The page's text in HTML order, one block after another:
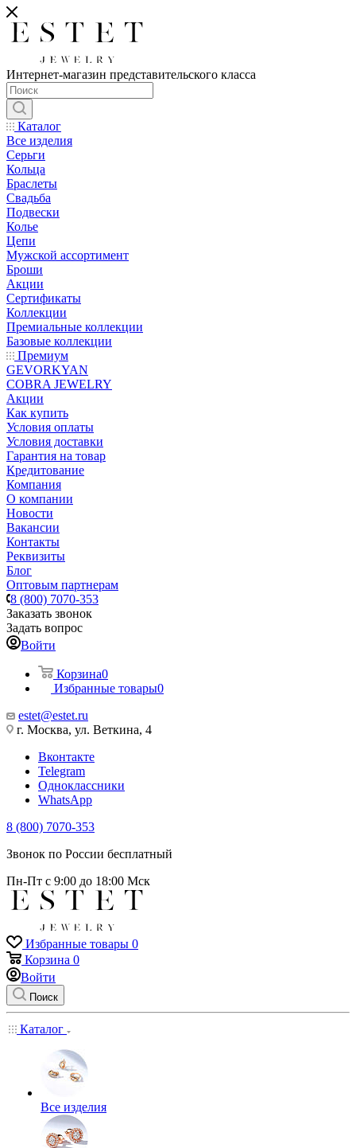
Интернет-магазин представительского класса
Каталог
Все изделия
Серьги
Кольца
Браслеты
Свадьба
Подвески
Колье
Цепи
Мужской ассортимент
Броши
Акции
Сертификаты
Коллекции
Премиальные коллекции
Базовые коллекции
Премиум
GEVORKYAN
COBRA JEWELRY
Акции
Как купить
Условия оплаты
Условия доставки
Гарантия на товар
Кредитование
Компания
О компании
Новости
Вакансии
Контакты
Реквизиты
Блог
Оптовым партнерам
8 (800) 7070-353
Заказать звонок
Задать вопрос
Войти
Корзина0
Избранные товары0
estet@estet.ru
г. Москва, ул. Веткина, 4
Вконтакте
Telegram
Одноклассники
WhatsApp
8 (800) 7070-353
Звонок по России бесплатный
Пн-Пт с 9:00 до 18:00 Мск
Избранные товары 0
Корзина 0
Войти
Поиск
Каталог
Все изделия